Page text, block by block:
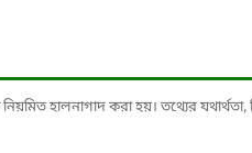
হালনাগাদ করা হয়। তথ্যের যথার্থতা,